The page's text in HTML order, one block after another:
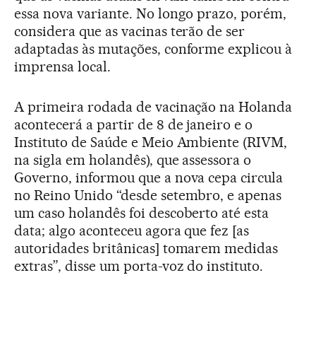
essa nova variante. No longo prazo, porém,
considera que as vacinas terão de ser
adaptadas às mutações, conforme explicou à
imprensa local.
A primeira rodada de vacinação na Holanda
acontecerá a partir de 8 de janeiro e o
Instituto de Saúde e Meio Ambiente (RIVM,
na sigla em holandês), que assessora o
Governo, informou que a nova cepa circula
no Reino Unido “desde setembro, e apenas
um caso holandês foi descoberto até esta
data; algo aconteceu agora que fez [as
autoridades britânicas] tomarem medidas
extras”, disse um porta-voz do instituto.